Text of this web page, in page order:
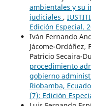
ambientales y su
judiciales ,
Edición Especial.
Iván Fernando
Jácome-Ordóñez,
Patricio Secaira-
procedimiento
gobierno
Riobamba,
(7): Edición